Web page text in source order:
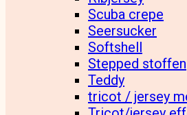
Scuba crepe
Seersucker
Softshell
Stepped stoffen
Teddy
tricot / jersey